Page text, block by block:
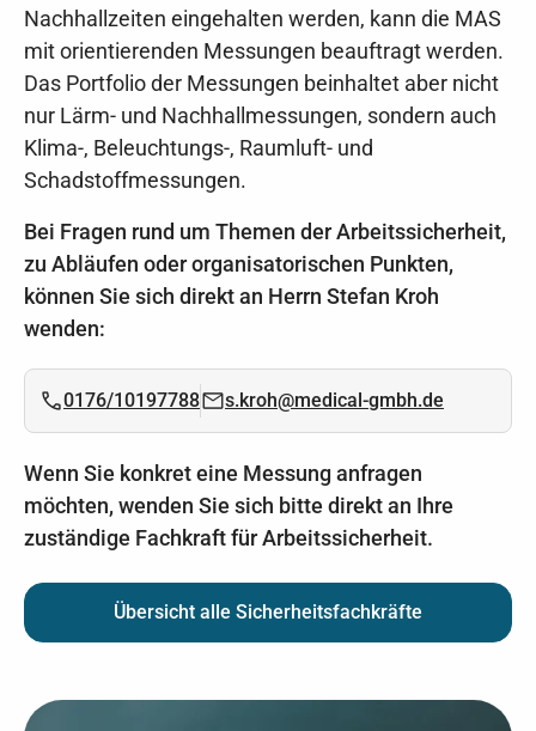
Nachhallzeiten eingehalten werden, kann die MAS
mit orientierenden Messungen beauftragt werden.
Das Portfolio der Messungen beinhaltet aber nicht
nur Lärm- und Nachhallmessungen, sondern auch
Klima-, Beleuchtungs-, Raumluft- und
Schadstoffmessungen.
Bei Fragen rund um Themen der Arbeitssicherheit,
zu Abläufen oder organisatorischen Punkten,
können Sie sich direkt an Herrn Stefan Kroh
wenden:
0176/10197788 s.kroh@medical-gmbh.de
Wenn Sie konkret eine Messung anfragen
möchten, wenden Sie sich bitte direkt an Ihre
zuständige Fachkraft für Arbeitssicherheit.
Übersicht alle Sicherheitsfachkräfte